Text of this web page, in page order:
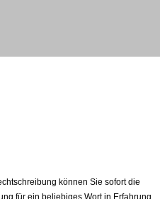
können Sie sofort die
für ein beliebiges Wort in Erfahrung